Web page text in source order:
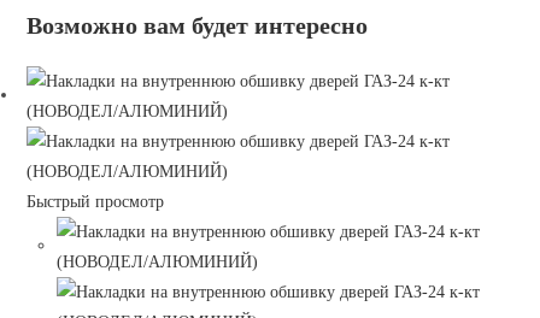
Возможно вам будет интересно
Быстрый просмотр